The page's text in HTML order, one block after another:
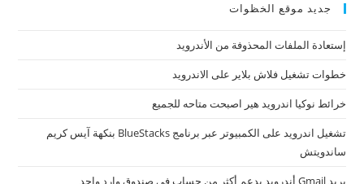
جديد موقع الخظوات
إستعادة الملفات المحذوفة من الأندرويد
خطوات تشغيل فلاش بلاير على الاندرويد
خرائط نوكيا اندرويد هير اصبحت متاحه للجميع
تشغيل اندرويد على الكمبيوتر عبر برنامج BlueStacks بنكهة آيس كريم
ساندويتش
بريد Gmail أندرويد يدعم أكثر من حساب في صندوق وارد واحد